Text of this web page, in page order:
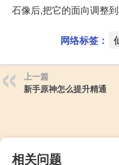
石像后,把它的面向调整
网络标签：
上一篇
新手原神怎么提升精通
相关问题